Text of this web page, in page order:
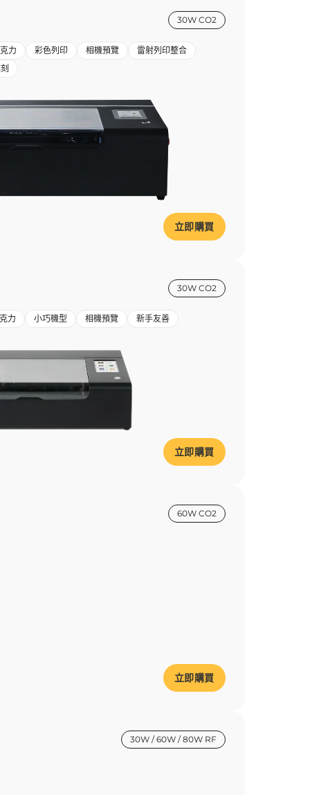
30W CO2
力 彩色列印 相機預覽
雷射列印整合
立即購買
30W CO2
力 小巧機型 相機預覽 新手友善
立即購買
60W CO2
立即購買
30W / 60W / 80W RF